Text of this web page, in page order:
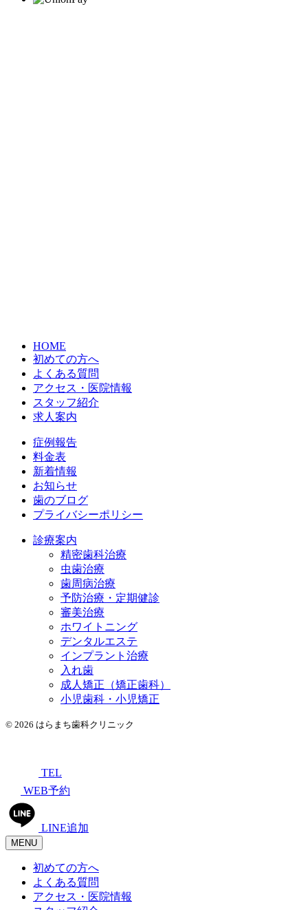
HOME
初めての方へ
よくある質問
アクセス・医院情報
スタッフ紹介
求人案内
症例報告
料金表
新着情報
お知らせ
歯のブログ
プライバシーポリシー
診療案内
精密歯科治療
虫歯治療
歯周病治療
予防治療・定期健診
審美治療
ホワイトニング
デンタルエステ
インプラント治療
入れ歯
成人矯正（矯正歯科）
小児歯科・小児矯正
© 2026 はらまち歯科クリニック
TEL
WEB予約
LINE追加
MENU
初めての方へ
よくある質問
アクセス・医院情報